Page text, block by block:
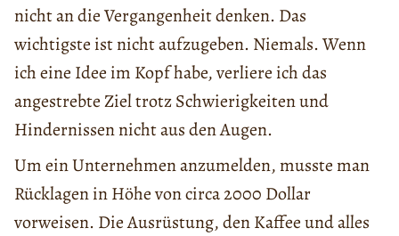
nicht an die Vergangenheit denken. Das
wichtigste ist nicht aufzugeben. Niemals. Wenn
ich eine Idee im Kopf habe, verliere ich das
angestrebte Ziel trotz Schwierigkeiten und
Hindernissen nicht aus den Augen.
Um ein Unternehmen anzumelden, musste man
Rücklagen in Höhe von circa 2000 Dollar
vorweisen. Die Ausrüstung, den Kaffee und alles